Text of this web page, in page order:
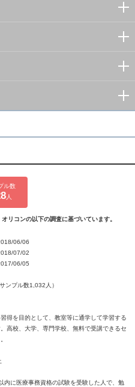
ル数
人
リコンの以下の調査に基づいています。
06/06
07/02
06/05
ンプル数1,032人）
得を目的として、教室等に通学して学習する
高校、大学、専門学校、無料で受講できるセ
内に医療事務資格の試験を受験した人で、勉